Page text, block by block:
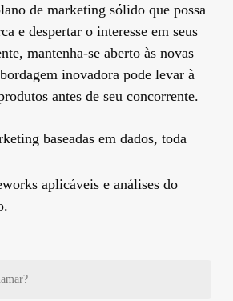
de marketing sólido que possa
e despertar o interesse em seus
mantenha-se aberto às novas
inovadora pode levar à
antes de seu concorrente.
baseadas em dados, toda
aplicáveis e análises do